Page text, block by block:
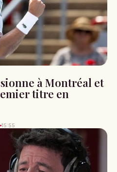
à Montréal et
titre en
15:55